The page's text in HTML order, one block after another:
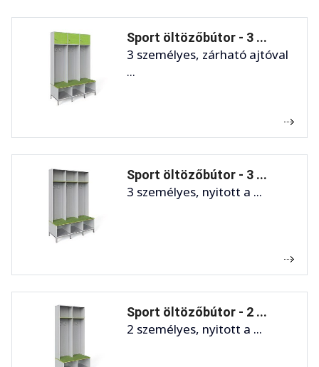
Sport öltözőbútor - 3 ...
3 személyes, zárható ajtóval
...
Sport öltözőbútor - 3 ...
3 személyes, nyitott a ...
Sport öltözőbútor - 2 ...
2 személyes, nyitott a ...